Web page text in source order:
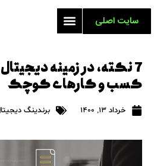
سایت اصلی
7 نکته، در زمینه
کسب و کارهای کوچک
خرداد 13, 1400 برندینگ